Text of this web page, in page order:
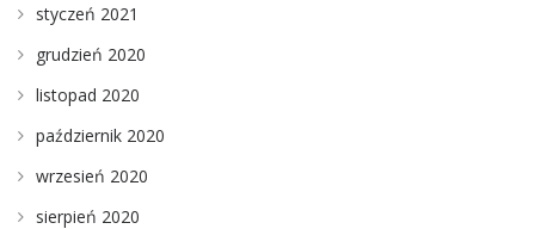
styczeń 2021
grudzień 2020
listopad 2020
październik 2020
wrzesień 2020
sierpień 2020